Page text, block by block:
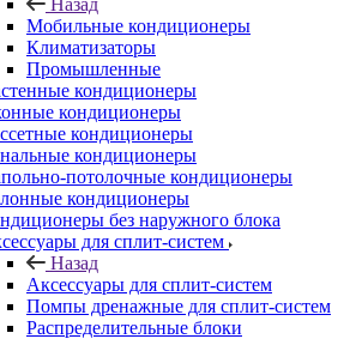
Назад
Мобильные кондиционеры
Климатизаторы
Промышленные
кондиционеры
кондиционеры
кондиционеры
кондиционеры
потолочные кондиционеры
кондиционеры
без наружного блока
для сплит-систем
Назад
Аксессуары для сплит-систем
Помпы дренажные для сплит-систем
Распределительные блоки